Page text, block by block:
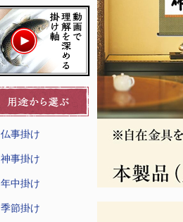
仏事掛け
神事掛け
年中掛け
季節掛け